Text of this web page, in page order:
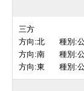
三方
方向:北 種別:
方向:南 種別:
方向:東 種別: